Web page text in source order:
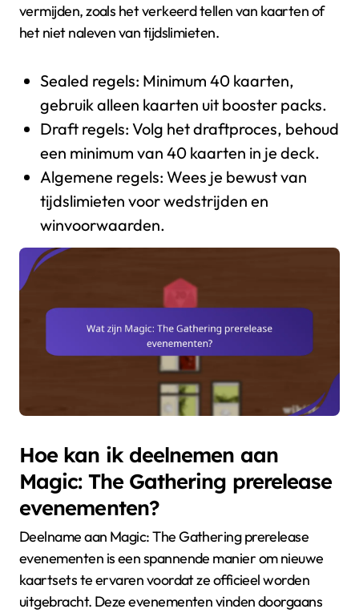
vermijden, zoals het verkeerd tellen van kaarten of
het niet naleven van tijdslimieten.
Sealed regels: Minimum 40 kaarten,
gebruik alleen kaarten uit booster packs.
Draft regels: Volg het draftproces, behoud
een minimum van 40 kaarten in je deck.
Algemene regels: Wees je bewust van
tijdslimieten voor wedstrijden en
winvoorwaarden.
Hoe kan ik deelnemen aan
Magic: The Gathering prerelease
evenementen?
Deelname aan Magic: The Gathering prerelease
evenementen is een spannende manier om nieuwe
kaartsets te ervaren voordat ze officieel worden
uitgebracht. Deze evenementen vinden doorgaans